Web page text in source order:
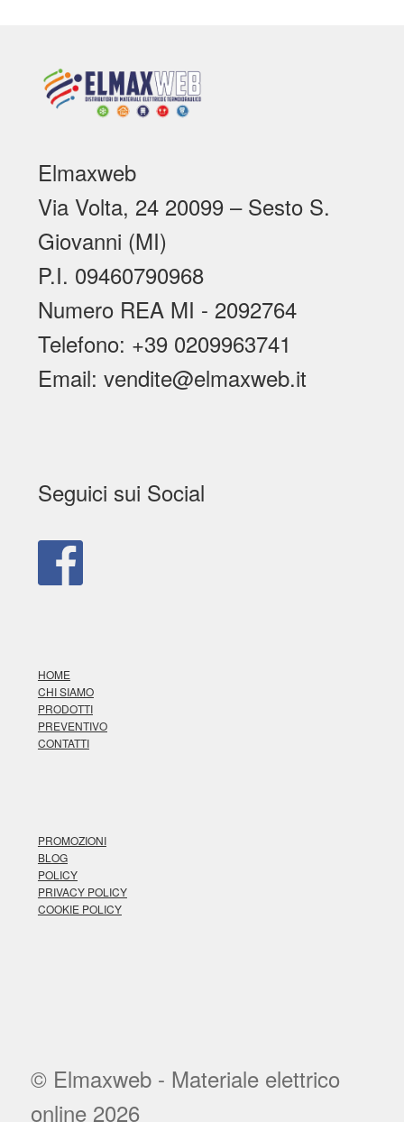
Elmaxweb
Via Volta, 24 20099 – Sesto S.
Giovanni (MI)
P.I. 09460790968
Numero REA MI - 2092764
Telefono: +39 0209963741
Email: vendite@elmaxweb.it
Seguici sui Social
HOME
CHI SIAMO
PRODOTTI
PREVENTIVO
CONTATTI
PROMOZIONI
BLOG
POLICY
PRIVACY POLICY
COOKIE POLICY
© Elmaxweb - Materiale elettrico
online 2026